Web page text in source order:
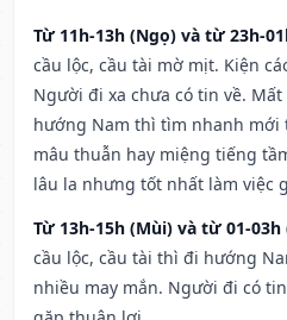
Từ 11h-13h (Ngọ) và từ 23h-
cầu lộc, cầu tài mờ mịt. Kiện
Người đi xa chưa có tin về.
hướng Nam thì tìm nhanh mới
mâu thuẫn hay miệng tiếng
lâu la nhưng tốt nhất làm việc
Từ 13h-15h (Mùi) và từ 01-03h
cầu lộc, cầu tài thì đi hướng
nhiều may mắn. Người đi có